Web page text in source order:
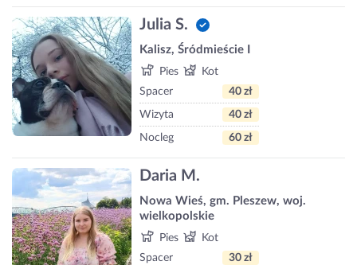
Julia S.
Kalisz, Śródmieście I
Pies
Kot
Spacer
40 zł
Wizyta 40 zł
Nocleg 60 zł
Daria M.
Nowa Wieś, gm. Pleszew, woj.
wielkopolskie
Pies
Kot
Spacer
30 zł